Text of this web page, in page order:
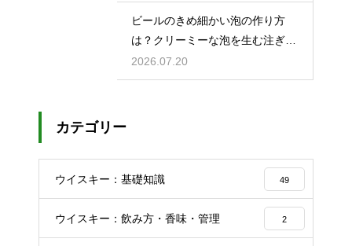
ビールのきめ細かい泡の作り方
は？クリーミーな泡を生む注ぎ方
のコツ
2026.07.20
カテゴリー
ウイスキー：基礎知識 49
ウイスキー：飲み方・香味・管理 2